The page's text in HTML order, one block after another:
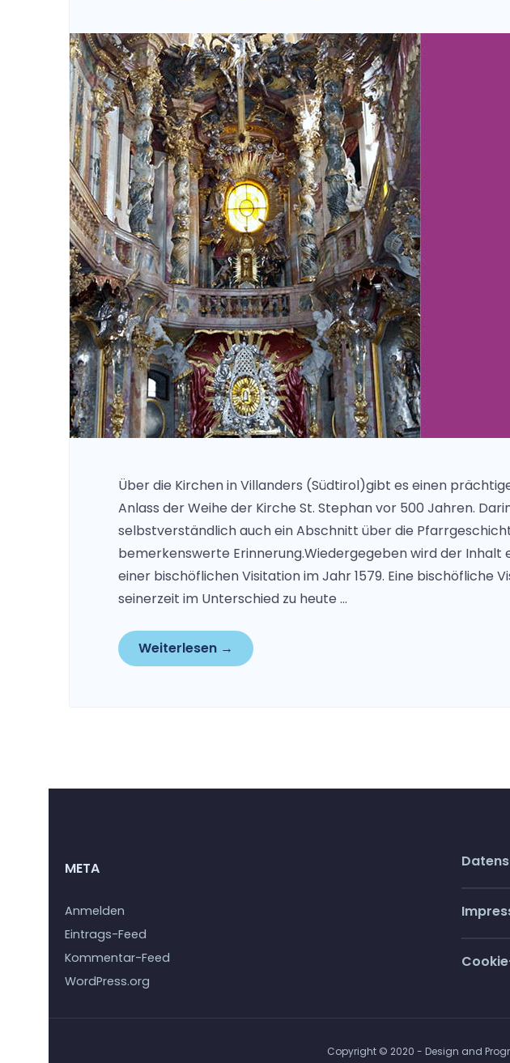
Über die Kirchen in Villanders (Südtirol)gibt es einen
Anlass der Weihe der Kirche St. Stephan vor 500 Jahren.
selbstverständlich auch ein Abschnitt über die
bemerkenswerte Erinnerung.Wiedergegeben wird der Inhalt
einer bischöflichen Visitation im Jahr 1579. Eine bischöfliche
seinerzeit im Unterschied zu heute …
Weiterlesen →
META
Anmelden
Eintrags-Feed
Kommentar-Feed
WordPress.org
Copyright © 2020 - Design and